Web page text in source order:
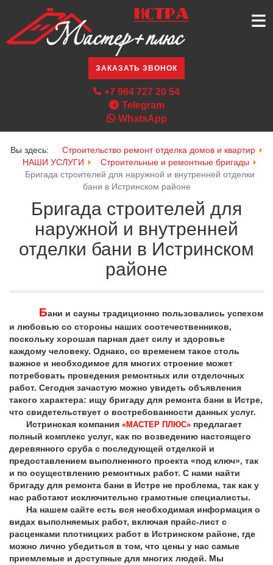
≡
ЗАКАЗАТЬ ЗВОНОК
+7 964 727 20 54
Telegram
WhatsApp
Вы здесь:
Строительство ремонт отделка домов и квартир
НАШИ УСЛУГИ
Строительные и ремонтные бригады
Бригада строителей для наружной и внутренней отделки
бани в Истринском районе
Бригада строителей для
наружной и внутренней
отделки бани в Истринском
районе
Бани и сауны традиционно пользовались успехом
и любовью со стороны наших соотечественников,
поскольку хорошая парная дает силу и здоровье
каждому человеку. Однако, со временем такое столь
важное и необходимое для многих строение может
потребовать проведения ремонтных или отделочных
работ. Сегодня зачастую можно увидеть объявления
такого характера: ищу бригаду для ремонта бани в Истре,
что свидетельствует о востребованности данных услуг.
Истринская компания «МАСТЕР ПЛЮС» предлагает
полный комплекс услуг, как по возведению настоящего
деревянного сруба с последующей отделкой и
предоставлением выполненного проекта «под ключ», так
и по осуществлению ремонтных работ. С нами найти
бригаду для ремонта бани в Истре не проблема, так как у
нас работают исключительно грамотные специалисты.
На нашем сайте есть вся необходимая информация о
видах выполняемых работ, включая прайс-лист с
расценками плотницких работ в Истринском районе, где
можно лично убедиться в том, что цены у нас самые
приемлемые и доступные для многих людей. Мы